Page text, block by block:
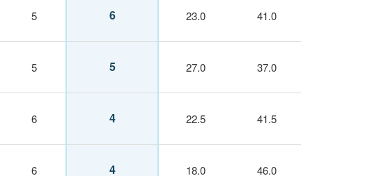
5 6 23.0 41.0
5 5 27.0 37.0
6 4 22.5 41.5
6 4 18.0 46.0